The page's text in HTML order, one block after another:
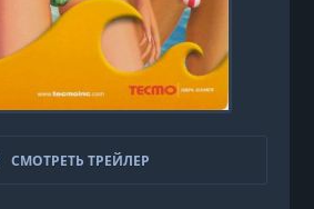
СМОТРЕТЬ ТРЕЙЛЕР